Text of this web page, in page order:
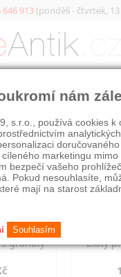
646 913(pondělí - čtvrtek, 13
granáty Zlatý
nám
s.r.o., používá cookies k
marketingu mimo
bezpečí vašeho
Pokud nesouhlasíte,
mají na starost
Souhlasím